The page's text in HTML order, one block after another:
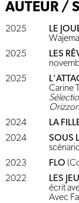
AUTEUR /
2025 LE
2025
LES
2025
Carine
2024
LA
2024
SOUS
2023
FLO
2022
LES
écrit
Avec